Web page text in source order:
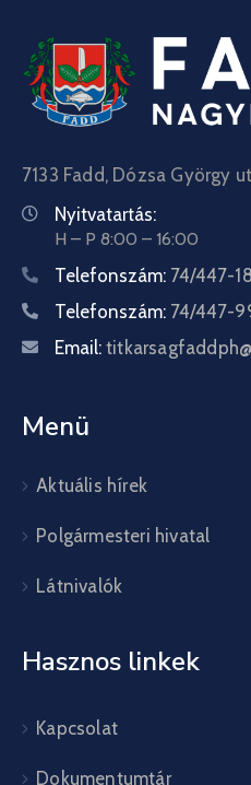
7133 Fadd, Dózsa György
Nyitvatartás:
H – P 8:00 – 16:00
Telefonszám: 74/447-
Telefonszám: 74/447-
Email:
Menü
Aktuális hírek
Polgármesteri hivatal
Látnivalók
Hasznos linkek
Kapcsolat
Dokumentumtár